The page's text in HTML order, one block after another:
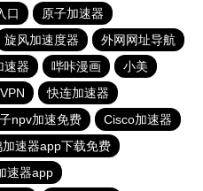
口
原子加速器
旋风加速度器
外网网址导航
速器 哔咔漫画
小美
快连加速器
npv加速免费
Cisco加速器
加速器app下载免费
速器app